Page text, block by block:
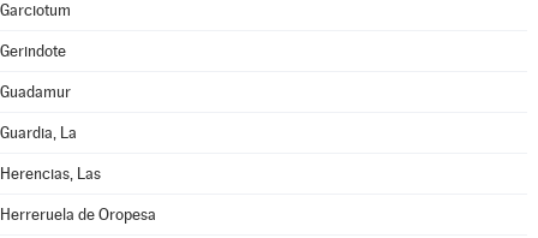
Garciotum
Gerindote
Guadamur
Guardia, La
Herencias, Las
Herreruela de Oropesa